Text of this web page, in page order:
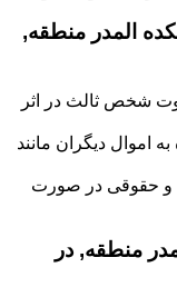
المدر منطقه,
شخص ثالث در اثر
اموال دیگران مانند
و حقوقی در صورت
منطقه, در